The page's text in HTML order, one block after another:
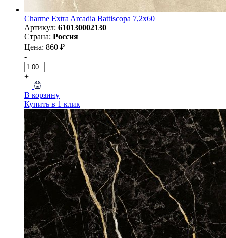
Charme Extra Arcadia Battiscopa 7,2x60
Артикул: 610130002130
Страна: Россия
Цена: 860 ₽
-
+
В корзину
Купить в 1 клик